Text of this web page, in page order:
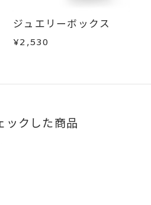
ジュエリーボックス
¥2,530
ックした商品